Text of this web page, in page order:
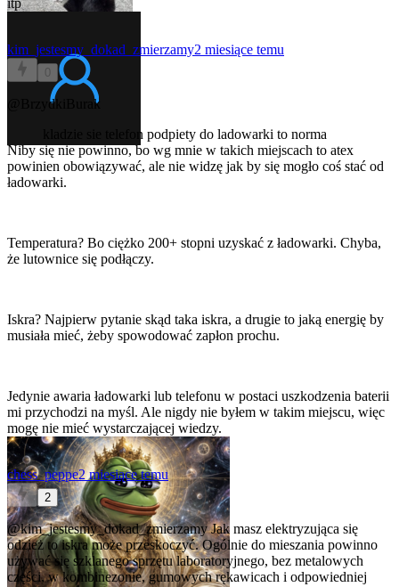
itp
kim_jestesmy_dokad_zmierzamy2 miesiące temu
0
@BrzydkiBurak
kladzie sie telefon podpiety do ladowarki to norma
Niby się nie powinno, bo wg mnie w takich miejscach to atex
powinien obowiązywać, ale nie widzę jak by się mogło coś stać od
ładowarki.
Temperatura? Bo ciężko 200+ stopni uzyskać z ładowarki. Chyba,
że lutownice się podłączy.
Iskra? Najpierw pytanie skąd taka iskra, a drugie to jaką energię by
musiała mieć, żeby spowodować zapłon prochu.
Jedynie awaria ładowarki lub telefonu w postaci uszkodzenia baterii
mi przychodzi na myśl. Ale nigdy nie byłem w takim miejscu, więc
mogę nie mieć wystarczającej wiedzy.
chess_peppe2 miesiące temu
2
@kim_jestesmy_dokad_zmierzamyJak masz elektryzująca się
odzież to iskra może przeskoczyć. Ogólnie do mieszania powinno
używać się szklanego sprzętu laboratoryjnego, bez metalowych
części, w kombinezonie, gumowych rękawicach i odpowiedniej